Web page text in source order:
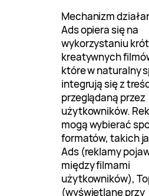
Mechanizm
Ads opiera się na
wykorzystaniu
kreatywnych
które w naturalny
integrują się z
przeglądaną przez
użytkowników.
mogą wybierać
formatów, takich
Ads (reklamy
między filmami
użytkowników),
(wyświetlane przy